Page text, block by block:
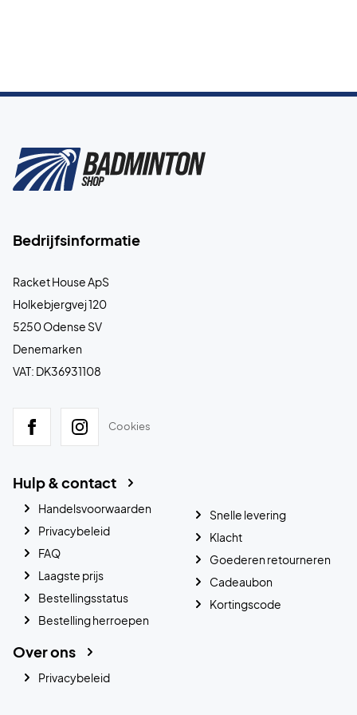
Bedrijfsinformatie
Racket House ApS
Holkebjergvej 120
5250 Odense SV
Denemarken
VAT: DK36931108
Cookies
Hulp & contact
Handelsvoorwaarden
Privacybeleid
FAQ
Laagste prijs
Bestellingsstatus
Bestelling herroepen
Snelle levering
Klacht
Goederen retourneren
Cadeaubon
Kortingscode
Over ons
Privacybeleid